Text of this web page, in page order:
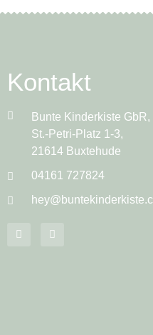
Kontakt
Bunte Kinderkiste GbR,
St.-Petri-Platz 1-3,
21614 Buxtehude
04161 727824